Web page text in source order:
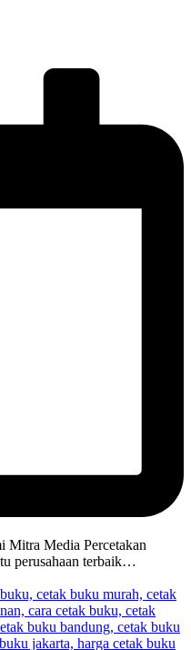
Mitra Media Percetakan
perusahaan terbaik…